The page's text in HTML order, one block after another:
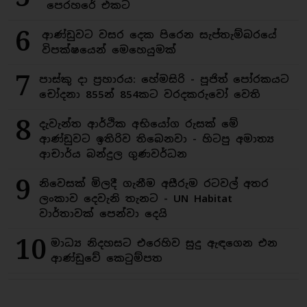
පෙරහරේ එකට
6
ආණ්ඩුවට වසර දෙක පිරෙන සැප්තැම්බරයේ
විපක්ෂයෙන් මෙහෙයුමක්
7
පාස්කු දා ප්‍රහාරය: හේමසිරි - පූජිත් පෝරකයට
චෝදනා 855න් 854කට වරදකරුවෝ වෙති
8
දැවැන්ත ආර්ථික අභියෝග රුසක් මේ
ආණ්ඩුවට ඉතිරිව තිබෙනවා - හිටපු අමාත්‍ය
ආචාර්ය බන්දුල ගුණවර්ධන
9
නිවෙසක් මිලදී ගැනීම අසීරුම රටවල් අතර
ලංකාව දෙවැනි තැනට - UN Habitat
වාර්තාවක් පෙන්වා දෙයි
10 මාධ්‍ය නිදහසට එරෙහිව සුදු ඇඳගෙන එන
ආණ්ඩුවේ කෙටුම්පත